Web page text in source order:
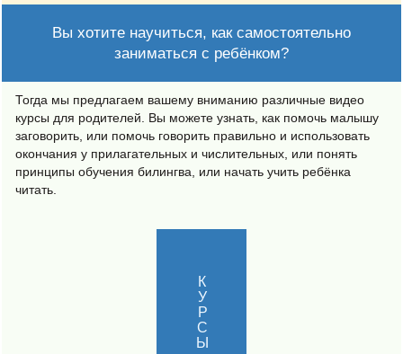
Вы хотите научиться, как самостоятельно
заниматься с ребёнком?
Тогда мы предлагаем вашему вниманию различные видео
курсы для родителей. Вы можете узнать, как помочь малышу
заговорить, или помочь говорить правильно и использовать
окончания у прилагательных и числительных, или понять
принципы обучения билингва, или начать учить ребёнка
читать.
КУРСЫ